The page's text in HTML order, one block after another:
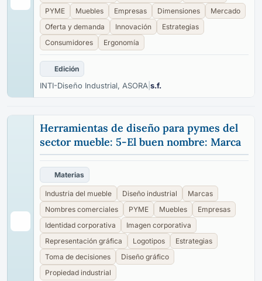
PYME
Muebles Empresas Dimensiones
Mercado
Oferta y demanda
Innovación
Estrategias
Consumidores
Ergonomía
Edición
INTI-Diseño Industrial, ASORA s.f.
Herramientas de diseño para pymes del
sector mueble: 5-El buen nombre: Marca
Materias
Industria del mueble Diseño industrial
Marcas
Nombres comerciales
PYME Muebles
Empresas
Identidad corporativa
Imagen corporativa
Representación gráfica
Logotipos
Estrategias
Toma de decisiones
Diseño gráfico
Propiedad industrial